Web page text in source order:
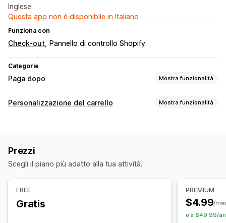
Inglese
Questa app non è disponibile in Italiano
Funziona con
Check-out Pannello di controllo Shopify
Categorie
Paga dopo Mostra funzionalità
Gestione del contrassegno
Personalizzazione dei moduli
Conversione e upselling
Sconti
Personalizzazione del carrello Mostra funzionalità
Adattivo per dispositivi mobili
Personalizzazione del check-out
Prezzi
Scegli il piano più adatto alla tua attività.
FREE
Gratis
PREMIUM
$4.99/
o a $49.99/